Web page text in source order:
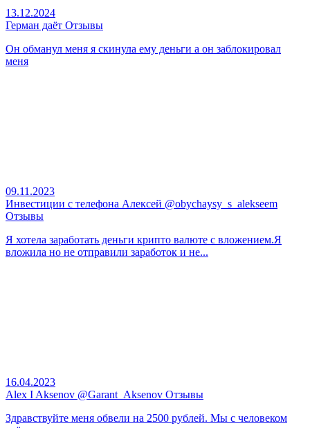
13.12.2024
Герман даёт Отзывы
Он обманул меня я скинула ему деньги а он заблокировал
меня
09.11.2023
Инвестиции с телефона Алексей @obychaysy_s_alekseem
Отзывы
Я хотела заработать деньги крипто валюте с вложением.Я
вложила но не отправили заработок и не...
16.04.2023
Alex I Aksenov @Garant_Aksenov Отзывы
Здравствуйте меня обвели на 2500 рублей. Мы с человеком